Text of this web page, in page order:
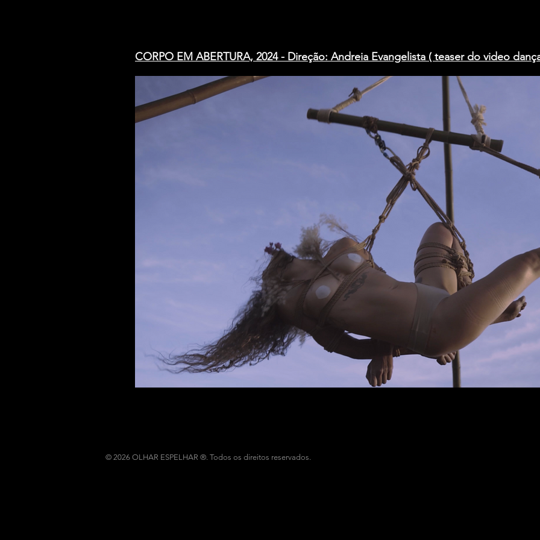
CORPO EM ABERTURA, 2024 - Direção: Andreia Evangelista ( teaser do video
© 2026 OLHAR ESPELHAR ®. Todos os direitos reservados.